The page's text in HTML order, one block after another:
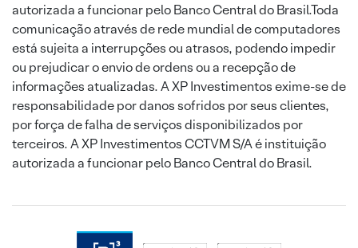
autorizada a funcionar pelo Banco Central do Brasil.Toda
comunicação através de rede mundial de computadores
está sujeita a interrupções ou atrasos, podendo impedir
ou prejudicar o envio de ordens ou a recepção de
informações atualizadas. A XP Investimentos exime-se de
responsabilidade por danos sofridos por seus clientes,
por força de falha de serviços disponibilizados por
terceiros. A XP Investimentos CCTVM S/A é instituição
autorizada a funcionar pelo Banco Central do Brasil.